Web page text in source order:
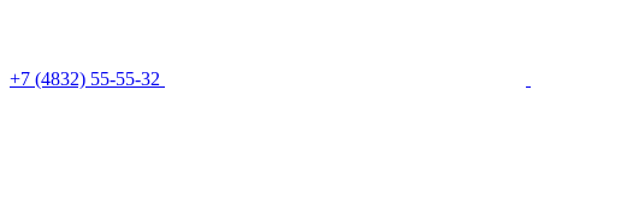
+7 (4832) 55-55-32